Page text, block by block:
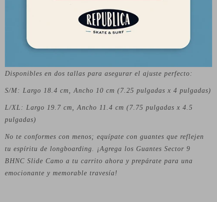
longboarding, estos guantes son resistentes, transpirables y
cuentan con elementos reflectantes para una mayor visibilidad
en condiciones de poca luz.
Enfrenta cada curva, domina cada deslizada y conquista los
Disponibles en dos tallas para asegurar el ajuste perfecto:
S/M: Largo 18.4 cm, Ancho 10 cm (7.25 pulgadas x 4 pulgadas)
L/XL: Largo 19.7 cm, Ancho 11.4 cm (7.75 pulgadas x 4.5
pulgadas)
No te conformes con menos; equípate con guantes que reflejen
tu espíritu de longboarding. ¡Agrega los Guantes Sector 9
BHNC Slide Camo a tu carrito ahora y prepárate para una
emocionante y memorable travesía!